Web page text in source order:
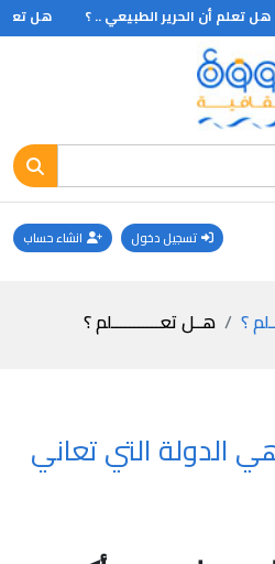
هل تعلم أن الحرير الطبيعي .. ؟ هل
تسجيل دخول انشاء حساب
؟ هــل تعـــــــــــلم ؟
الدولة التي تعاني